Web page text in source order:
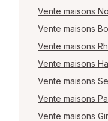
Vente maisons
Vente maisons
Vente maisons
Vente maisons
Vente maisons
Vente maisons
Vente maisons